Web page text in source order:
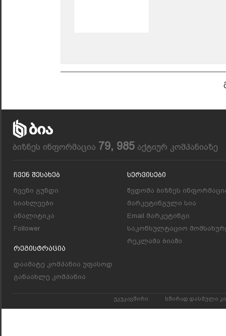
ბიზნეს ინფორმაცია 79, 985 აქტიურ კომპანიაზე
Ჩვენ Შესახებ
ჩვენი გუნდი
სიახლეები
ანალიტიკა
Follower
Რეგისტრაცია
დაამატე კომპანია უფასოდ
განაახლე კომპანია
Სერვისები
წვდომა ბიზნეს
მარკეტინგული სია
Email მარკეტინგი
საკონსულტაციო
რეკლამა ბიაში
უკუკავშირი ხშირად დასმული